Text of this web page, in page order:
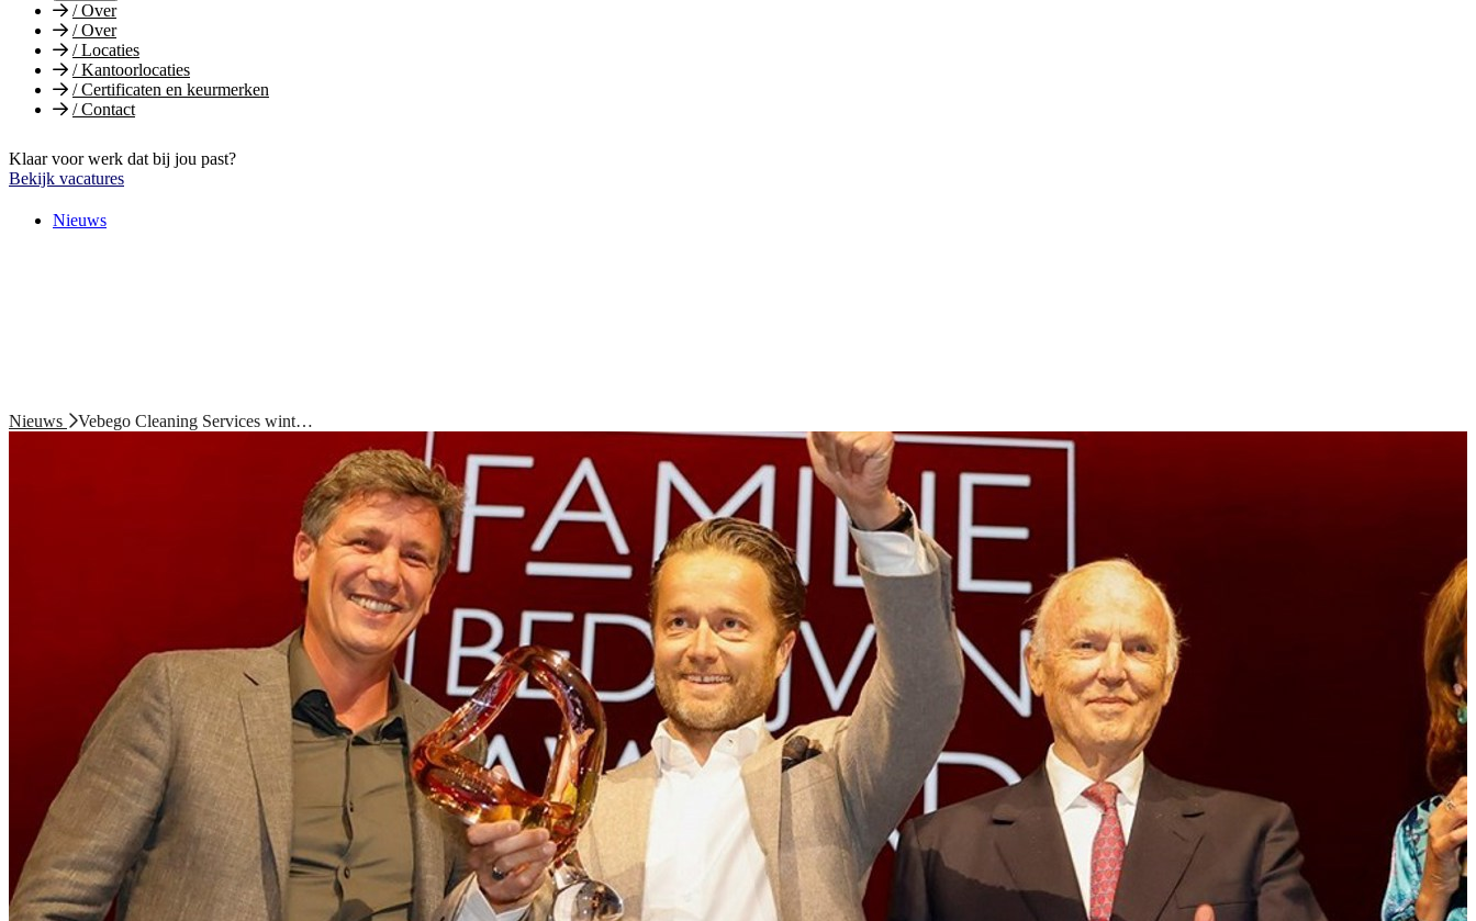
/Over
/Over
/Locaties
/Kantoorlocaties
/Certificaten en keurmerken
/Contact
Klaar voor werk dat bij jou past?
Bekijk vacatures
Nieuws
Nieuws Vebego Cleaning Services wint…